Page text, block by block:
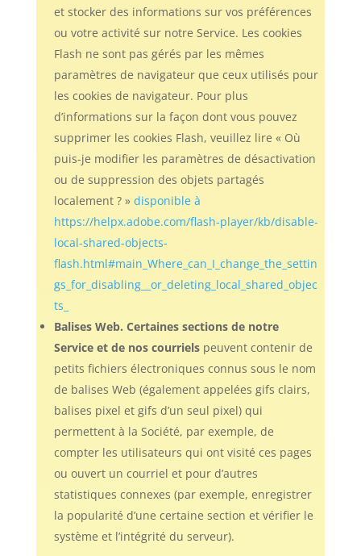
et stocker des informations sur vos préférences
ou votre activité sur notre Service. Les cookies
Flash ne sont pas gérés par les mêmes
paramètres de navigateur que ceux utilisés pour
les cookies de navigateur. Pour plus
d’informations sur la façon dont vous pouvez
supprimer les cookies Flash, veuillez lire « Où
puis-je modifier les paramètres de désactivation
ou de suppression des objets partagés
localement ? » disponible à
https://helpx.adobe.com/flash-player/kb/disable-
local-shared-objects-
flash.html#main_Where_can_I_change_the_settin
gs_for_disabling__or_deleting_local_shared_objec
ts_
Balises Web. Certaines sections de notre
Service et de nos courrielspeuvent contenir de
petits fichiers électroniques connus sous le nom
de balises Web (également appelées gifs clairs,
balises pixel et gifs d’un seul pixel) qui
permettent à la Société, par exemple, de
compter les utilisateurs qui ont visité ces pages
ou ouvert un courriel et pour d’autres
statistiques connexes (par exemple, enregistrer
la popularité d’une certaine section et vérifier le
système et l’intégrité du serveur).